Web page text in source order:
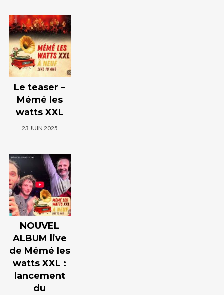
Le teaser –
Mémé les
watts XXL
23 JUIN 2025
NOUVEL
ALBUM live
de Mémé les
watts XXL :
lancement
du